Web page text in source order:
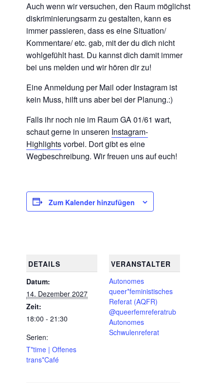
Auch wenn wir versuchen, den Raum möglichst
diskriminierungsarm zu gestalten, kann es
immer passieren, dass es eine Situation/
Kommentare/ etc. gab, mit der du dich nicht
wohlgefühlt hast. Du kannst dich damit immer
bei uns melden und wir hören dir zu!
Eine Anmeldung per Mail oder Instagram ist
kein Muss, hilft uns aber bei der Planung.:)
Falls ihr noch nie im Raum GA 01/61 wart,
schaut gerne in unseren Instagram-
Highlightsvorbei. Dort gibt es eine
Wegbeschreibung. Wir freuen uns auf euch!
Zum Kalender hinzufügen
DETAILS
Datum:
14. Dezember 2027
Zeit:
18:00 - 21:30
Serien:
T*time | Offenes
trans*Café
VERANSTALTER
Autonomes
queer*feministisches
Referat (AQFR)
@queerfemreferatrub
Autonomes
Schwulenreferat